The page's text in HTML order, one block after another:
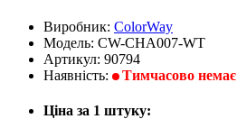
Виробник: ColorWay
Модель: CW-CHA007-WT
Артикул: 90794
Наявність:
Тимчасово немає
Ціна за 1 штуку: